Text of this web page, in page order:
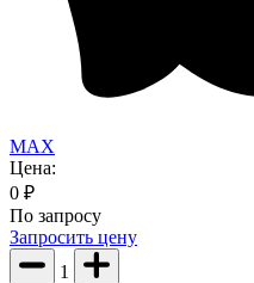
MAX
Цена:
0 ₽
По запросу
Запросить цену
1